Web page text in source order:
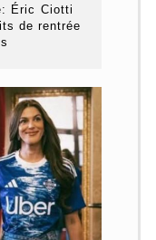
Éric Ciotti
de rentrée